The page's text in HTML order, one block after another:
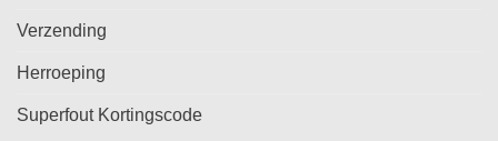
Verzending
Herroeping
Superfout Kortingscode